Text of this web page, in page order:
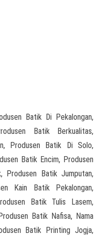
Batik Di Pekalongan,
Batik Berkualitas,
Produsen Batik Di Solo,
Batik Encim, Produsen
Produsen Batik Jumputan,
Kain Batik Pekalongan,
Batik Tulis Lasem,
Batik Nafisa, Nama
Batik Printing Jogja,